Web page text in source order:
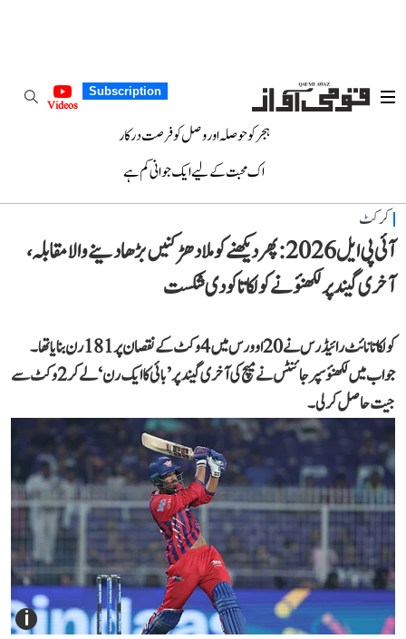
Subscription
Videos
ہجر کو حوصلہ اور وصل کو فرصت درکار
اک محبت کے لیے ایک جوانی کم ہے
کرکٹ
آئی پی ایل 2026: پھر دیکھنے کو ملا دھڑکنیں بڑھا دینے والا مقابلہ،
آخری گیند پر لکھنؤ نے کولکاتا کو دی شکست
کولکاتا نائٹ رائیڈرس نے 20 اوورس میں 4 وکٹ کے نقصان پر 181 رن بنایا تھا۔
جواب میں لکھنؤ سپر جائنٹس نے میچ کی آخری گیند پر ’بائی کا ایک رن‘ لے کر 2 وکٹ سے
جیت حاصل کر لی۔
i